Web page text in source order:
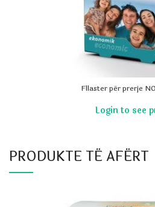
Fllaster për prerje
PRODUKTE TË AFËRT